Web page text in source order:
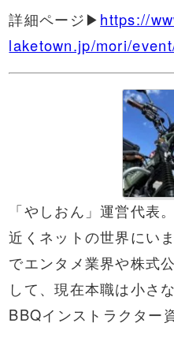
詳細ページ▶https://
laketown.jp/mori/
「やしおん」運営代表
近くネットの世界にい
でエンタメ業界や株式
して、現在本職は小さ
BBQインストラクター